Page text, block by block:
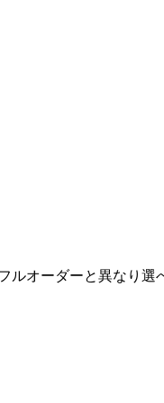
ルオーダーと異なり